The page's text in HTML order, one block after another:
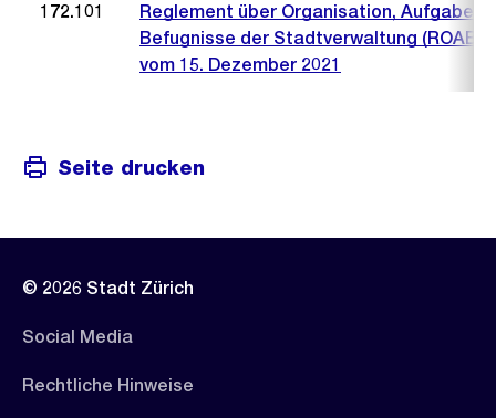
172.101
Reglement über Organisation, Aufgaben
Befugnisse der Stadtverwaltung (ROAB)
vom 15. Dezember 2021
Seite drucken
© 2026 Stadt Zürich
Social Media
Rechtliche Hinweise